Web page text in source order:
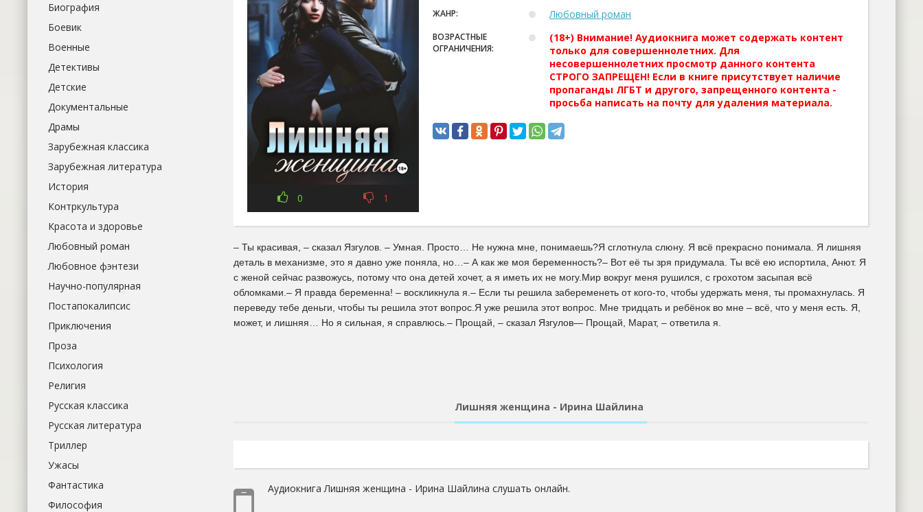
0 1
ЖАНР: Любовный роман
ВОЗРАСТНЫЕ
ОГРАНИЧЕНИЯ:
(18+) Внимание! Аудиокнига может содержать контент
только для совершеннолетних. Для
несовершеннолетних просмотр данного контента
СТРОГО ЗАПРЕЩЕН! Если в книге присутствует наличие
пропаганды ЛГБТ и другого, запрещенного контента -
просьба написать на почту для удаления материала.
– Ты красивая, – сказал Язгулов. – Умная. Просто… Не нужна мне, понимаешь?Я сглотнула слюну. Я всё прекрасно понимала. Я лишняя
деталь в механизме, это я давно уже поняла, но…– А как же моя беременность?– Вот её ты зря придумала. Ты всё ею испортила, Анют. Я
с женой сейчас развожусь, потому что она детей хочет, а я иметь их не могу.Мир вокруг меня рушился, с грохотом засыпая всё
обломками.– Я правда беременна! – воскликнула я.– Если ты решила забеременеть от кого-то, чтобы удержать меня, ты промахнулась. Я
переведу тебе деньги, чтобы ты решила этот вопрос.Я уже решила этот вопрос. Мне тридцать и ребёнок во мне – всё, что у меня есть. Я,
может, и лишняя… Но я сильная, я справлюсь.– Прощай, – сказал Язгулов— Прощай, Марат, – ответила я.
Лишняя женщина - Ирина Шайлина
Аудиокнига Лишняя женщина - Ирина Шайлина слушать онлайн.
Биография
Боевик
Военные
Детективы
Детские
Документальные
Драмы
Зарубежная классика
Зарубежная литература
История
Контркультура
Красота и здоровье
Любовный роман
Любовное фэнтези
Научно-популярная
Постапокалипсис
Приключения
Проза
Психология
Религия
Русская классика
Русская литература
Триллер
Ужасы
Фантастика
Философия